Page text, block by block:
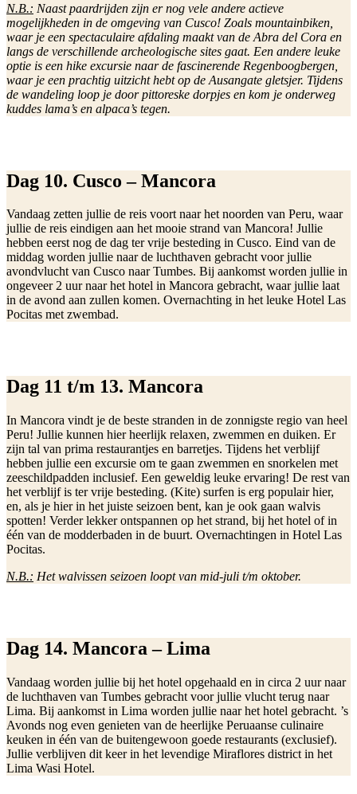
N.B.: Naast paardrijden zijn er nog vele andere actieve
mogelijkheden in de omgeving van Cusco! Zoals mountainbiken,
waar je een spectaculaire afdaling maakt van de Abra del Cora en
langs de verschillende archeologische sites gaat. Een andere leuke
optie is een hike excursie naar de fascinerende Regenboogbergen,
waar je een prachtig uitzicht hebt op de Ausangate gletsjer. Tijdens
de wandeling loop je door pittoreske dorpjes en kom je onderweg
kuddes lama’s en alpaca’s tegen.
Dag 10. Cusco – Mancora
Vandaag zetten jullie de reis voort naar het noorden van Peru, waar
jullie de reis eindigen aan het mooie strand van Mancora! Jullie
hebben eerst nog de dag ter vrije besteding in Cusco. Eind van de
middag worden jullie naar de luchthaven gebracht voor jullie
avondvlucht van Cusco naar Tumbes. Bij aankomst worden jullie in
ongeveer 2 uur naar het hotel in Mancora gebracht, waar jullie laat
in de avond aan zullen komen. Overnachting in het leuke Hotel Las
Pocitas met zwembad.
Dag 11 t/m 13. Mancora
In Mancora vindt je de beste stranden in de zonnigste regio van heel
Peru! Jullie kunnen hier heerlijk relaxen, zwemmen en duiken. Er
zijn tal van prima restaurantjes en barretjes. Tijdens het verblijf
hebben jullie een excursie om te gaan zwemmen en snorkelen met
zeeschildpadden inclusief. Een geweldig leuke ervaring! De rest van
het verblijf is ter vrije besteding. (Kite) surfen is erg populair hier,
en, als je hier in het juiste seizoen bent, kan je ook gaan walvis
spotten! Verder lekker ontspannen op het strand, bij het hotel of in
één van de modderbaden in de buurt. Overnachtingen in Hotel Las
Pocitas.
N.B.: Het walvissen seizoen loopt van mid-juli t/m oktober.
Dag 14. Mancora – Lima
Vandaag worden jullie bij het hotel opgehaald en in circa 2 uur naar
de luchthaven van Tumbes gebracht voor jullie vlucht terug naar
Lima. Bij aankomst in Lima worden jullie naar het hotel gebracht. ’s
Avonds nog even genieten van de heerlijke Peruaanse culinaire
keuken in één van de buitengewoon goede restaurants (exclusief).
Jullie verblijven dit keer in het levendige Miraflores district in het
Lima Wasi Hotel.